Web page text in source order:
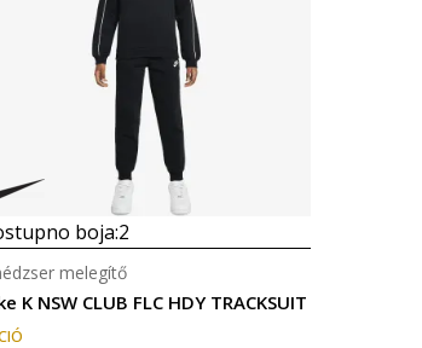
boja:2
K NSW CLUB FLC HDY TRACKSUIT
melegítő